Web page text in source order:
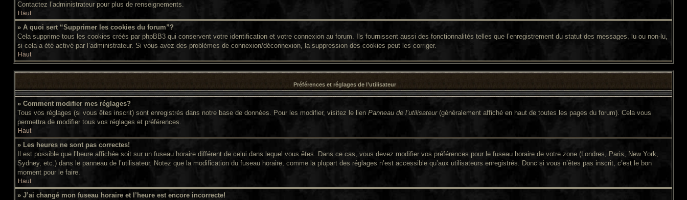
Contactez l’administrateur pour plus de renseignements.
Haut
» A quoi sert “Supprimer les cookies du forum”?
Cela supprime tous les cookies créés par phpBB3 qui conservent votre identification et votre connexion au forum. Ils fournissent aussi des fonctionnalités telles que l’enregistrement du statut des messages, lu ou non-lu,
si cela a été activé par l’administrateur. Si vous avez des problèmes de connexion/déconnexion, la suppression des cookies peut les corriger.
Haut
Préférences et réglages de l’utilisateur
» Comment modifier mes réglages?
Tous vos réglages (si vous êtes inscrit) sont enregistrés dans notre base de données. Pour les modifier, visitez le lien Panneau de l’utilisateur(généralement affiché en haut de toutes les pages du forum). Cela vous
permettra de modifier tous vos réglages et préférences.
Haut
» Les heures ne sont pas correctes!
Il est possible que l’heure affichée soit sur un fuseau horaire différent de celui dans lequel vous êtes. Dans ce cas, vous devez modifier vos préférences pour le fuseau horaire de votre zone (Londres, Paris, New York,
Sydney, etc.) dans le panneau de l’utilisateur. Notez que la modification du fuseau horaire, comme la plupart des réglages n’est accessible qu’aux utilisateurs enregistrés. Donc si vous n’êtes pas inscrit, c’est le bon
moment pour le faire.
Haut
» J’ai changé mon fuseau horaire et l’heure est encore incorrecte!